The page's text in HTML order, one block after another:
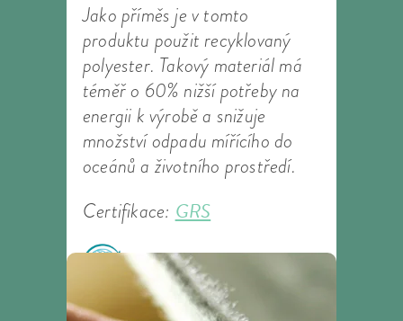
Jako příměs je v tomto
produktu použit recyklovaný
polyester. Takový materiál má
téměř o 60% nižší potřeby na
energii k výrobě a snižuje
množství odpadu mířícího do
oceánů a životního prostředí.
Certifikace: GRS